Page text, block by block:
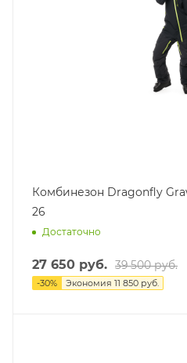
Комбинезон Dragonfly
26
Достаточно
27 650 руб. 39 500руб.
-30% Экономия 11 850 руб.